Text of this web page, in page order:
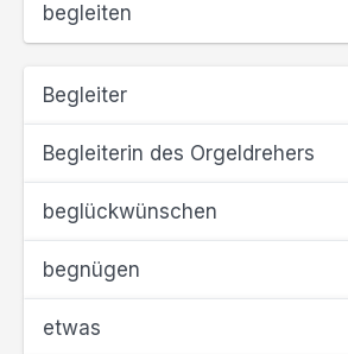
begleiten
Begleiter
Begleiterin des Orgeldrehers
beglückwünschen
begnügen
etwas